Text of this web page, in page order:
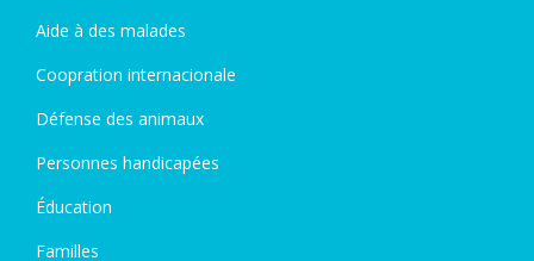
Aide à des malades
Coopration internacionale
Défense des animaux
Personnes handicapées
Éducation
Familles